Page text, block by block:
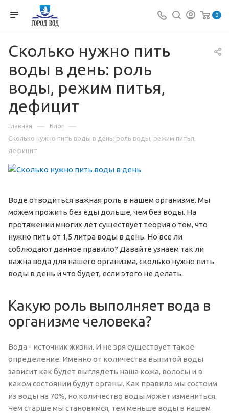
0
Сколько нужно пить
воды в день: роль
воды, режим питья,
дефицит
Главная — Блог —
Сколько нужно пить воды в день: роль воды, режим питья,
дефицит
Воде отводиться важная роль в нашем организме. Мы
можем прожить без еды дольше, чем без воды. На
протяжении многих лет существует теория о том, что
нужно пить от 1,5 литра воды в день. Но все ли
соблюдают данное правило? Давайте узнаем так ли
важна вода для нашего организма, сколько нужно пить
воды в день и что будет, если этого не делать.
Какую роль выполняет вода в
организме человека?
Вода - источник жизни. И не зря существует такое
определение. Именно от количества выпитой воды
зависит как будет выглядеть наша кожа, волосы и в
каком состоянии будут органы. Как правило мы состоим
из воды на 70%, но количество воды может измениться.
Чем старше мы становимся, тем меньше воды в нашем